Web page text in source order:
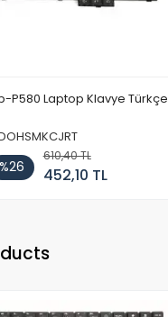
P580 Laptop Klavye Türkçe
%26
610,40 TL
452,10 TL